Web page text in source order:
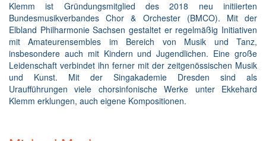
Klemm ist Gründungsmitglied des 2018 neu initiierten
Bundesmusikverbandes Chor & Orchester (BMCO). Mit der
Elbland Philharmonie Sachsen gestaltet er regelmäßig Initiativen
mit Amateurensembles im Bereich von Musik und Tanz,
insbesondere auch mit Kindern und Jugendlichen. Eine große
Leidenschaft verbindet ihn ferner mit der zeitgenössischen Musik
und Kunst. Mit der Singakademie Dresden sind als
Uraufführungen viele chorsinfonische Werke unter Ekkehard
Klemm erklungen, auch eigene Kompositionen.